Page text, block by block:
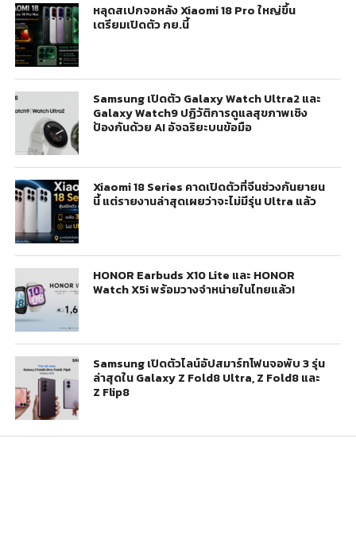
หลุดสเปกจอหลัง Xiaomi 18 Pro ใหญ่ขึ้น
เตรียมเปิดตัว กย.นี้
Samsung เปิดตัว Galaxy Watch Ultra2 และ
Galaxy Watch9 ปฏิวัติการดูแลสุขภาพเชิง
ป้องกันด้วย AI อัจฉริยะบนข้อมือ
Xiaomi 18 Series คาดเปิดตัวที่จีนช่วงกันยายน
นี้ แต่รายงานล่าสุดเผยว่าจะไม่มีรุ่น Ultra แล้ว
HONOR Earbuds X10 Lite และ HONOR
Watch X5i พร้อมวางจำหน่ายในไทยแล้ว!
Samsung เปิดตัวไลน์อัปสมาร์ทโฟนจอพับ 3 รุ่น
ล่าสุดใน Galaxy Z Fold8 Ultra, Z Fold8 และ
Z Flip8